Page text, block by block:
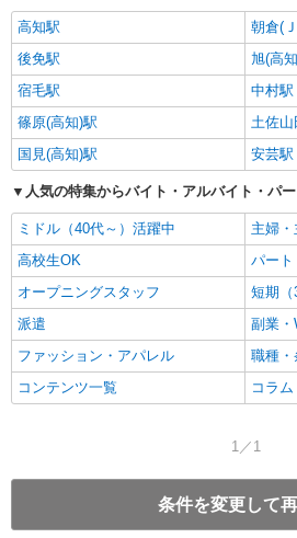
高知駅
朝倉(
後免駅
旭(高
宿毛駅
中村駅
篠原(高知)駅
土佐山
国見(高知)駅
安芸駅
人気の特集からバイト・アルバイト・パ
ミドル（40代～）活躍中
主婦
高校生OK
パート
オープニングスタッフ
短期（
派遣
副業・
ファッション・アパレル
職種・
コンテンツ一覧
コラ
1／1
条件を変更して